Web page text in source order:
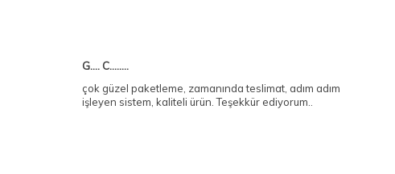
G.... C........
çok güzel paketleme, zamanında teslimat, adım adım
işleyen sistem, kaliteli ürün. Teşekkür ediyorum..